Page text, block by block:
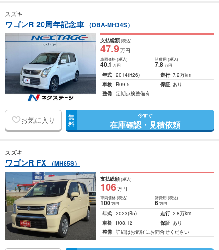
スズキ
ワゴンR 20周年記念車 （DBA-MH34S）
支払総額(税込)
47.9万円
車両価格(税込)
40.1万円
諸費用 (税込)
7.8 万円
年式 2014(H26) 走行 7.2万km
車検
R09.5 保証 あり
整備 定期点検整備有
お気に入り 無
料
今すぐ
在庫確認・見積依頼
スズキ
ワゴンR FX （MH85S）
支払総額(税込)
106万円
車両価格(税込)
100万円
諸費用 (税込)
6 万円
年式 2023(R5) 走行 2.8万km
車検
R08.12 保証 あり
整備 詳細はお気軽にお問合せください